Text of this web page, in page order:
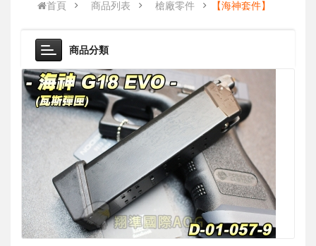
首頁 商品列表 槍廠零件 【海神套件】
商品分類